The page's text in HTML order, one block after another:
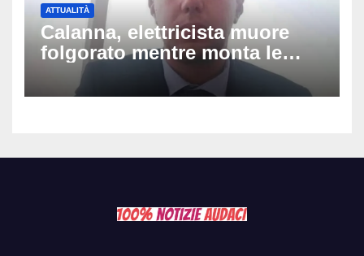
ATTUALITÀ
Calanna, elettricista muore
folgorato mentre monta le
luminarie della festa: chi era
Fabio Calabrò e cosa è